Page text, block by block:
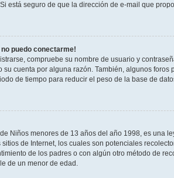
está seguro de que la dirección de e-mail que
puedo conectarme!
compruebe su nombre de usuario y
cuenta por alguna razón. También, algunos foros
de tiempo para reducir el peso de la base de
Niños menores de 13 años del año 1998, es una
de Internet, los cuales son potenciales
de los padres o con algún otro método de
de un menor de edad.